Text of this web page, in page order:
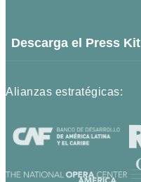
Descarga el Press Kit
Alianzas estratégicas: